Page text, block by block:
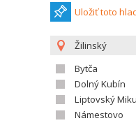
Uložiť toto
Žilinský
Bytča
Dolný Kubín
Liptovský
Námestovo